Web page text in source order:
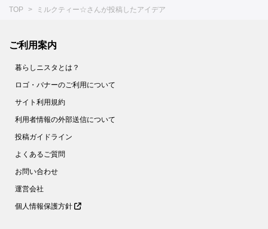
TOP ミルクティー☆さんが投稿したアイデア
ご利用案内
暮らしニスタとは？
ロゴ・バナーのご利用について
サイト利用規約
利用者情報の外部送信について
投稿ガイドライン
よくあるご質問
お問い合わせ
運営会社
個人情報保護方針